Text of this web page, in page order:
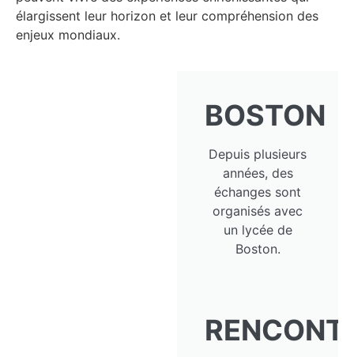
élargissent leur horizon et leur compréhension des
enjeux mondiaux.
BOSTON
Depuis plusieurs
années, des
échanges sont
organisés avec
un lycée de
Boston.